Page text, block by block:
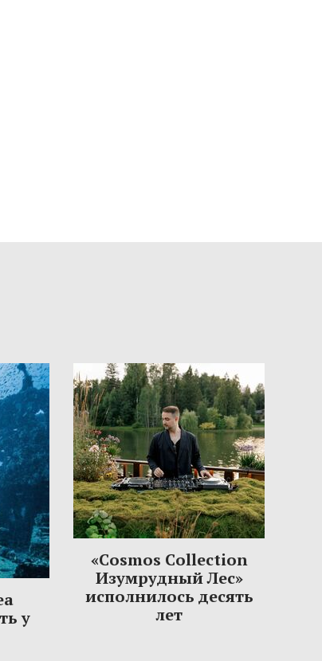
у
«Cosmos Collection
Изумрудный Лес»
исполнилось десять
лет